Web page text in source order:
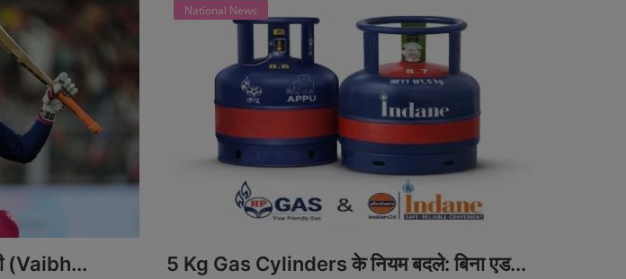
(Vaibh...
National News
5 Kg Gas Cylinders के नियम बदले: बिना एड...